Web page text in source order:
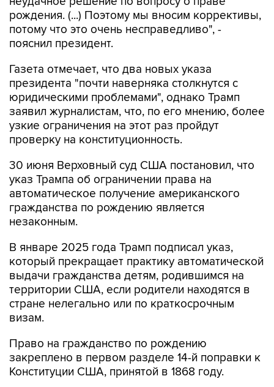
рождения. (...) Поэтому мы вносим коррективы,
потому что это очень несправедливо", -
пояснил президент.
Газета отмечает, что два новых указа
президента "почти наверняка столкнутся с
юридическими проблемами", однако Трамп
заявил журналистам, что, по его мнению, более
узкие ограничения на этот раз пройдут
проверку на конституционность.
30 июня Верховный суд США постановил, что
указ Трампа об ограничении права на
автоматическое получение американского
гражданства по рождению является
незаконным.
В январе 2025 года Трамп подписал указ,
который прекращает практику автоматической
выдачи гражданства детям, родившимся на
территории США, если родители находятся в
стране нелегально или по краткосрочным
визам.
Право на гражданство по рождению
закреплено в первом разделе 14-й поправки к
Конституции США, принятой в 1868 году.